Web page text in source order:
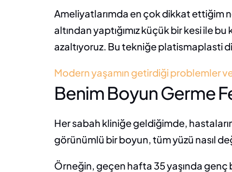
Ameliyatlarımda en çok dikkat ettiğim
altından yaptığımız küçük bir kesi ile
azaltıyoruz. Bu tekniğe platismaplasti
Modern yaşamın getirdiği problemler
Benim Boyun Germe
Her sabah kliniğe geldiğimde,
görünümlü bir boyun, tüm yüzü nasıl
Örneğin, geçen hafta 35 yaşında